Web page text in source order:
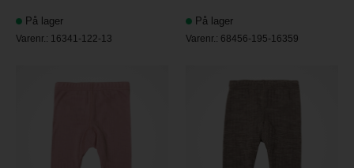
På lager
Varenr.: 16341-122-13
På lager
Varenr.: 68456-195-16359